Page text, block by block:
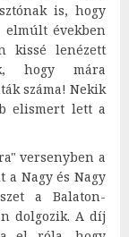
is, hogy
elmúlt években
kissé lenézett
hogy mára
száma! Nekik
elismert lett a
versenyben a
Nagy és Nagy
a Balaton-
dolgozik. A díj